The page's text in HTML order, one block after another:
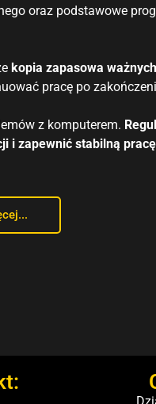
oraz podstawowe
kopia zapasowa
pracę po
z komputerem.
i zapewnić stabilną